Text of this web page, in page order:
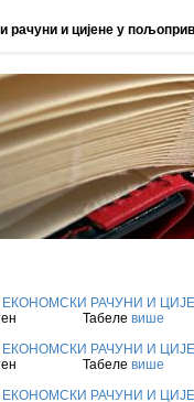
рачуни и цијене у
ЕКОНОМСКИ РАЧУНИ И
Табеле више
ЕКОНОМСКИ РАЧУНИ И
Табеле више
ЕКОНОМСКИ РАЧУНИ И